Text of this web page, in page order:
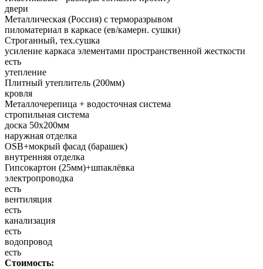
двери
Металлическая (Россия) с терморазрывом
пиломатериал в каркасе (ев/камерн. сушки)
Строганный, тех.сушка
усиление каркаса элементами пространственной жесткости
есть
утепление
Плитный утеплитель (200мм)
кровля
Металлочерепица + водосточная система
стропильная система
доска 50х200мм
наружная отделка
OSB+мокрый фасад (барашек)
внутренняя отделка
Гипсокартон (25мм)+шпаклёвка
электропроводка
есть
вентиляция
есть
канализация
есть
водопровод
есть
Стоимость: